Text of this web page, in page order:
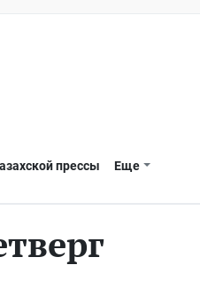
прессы Еще